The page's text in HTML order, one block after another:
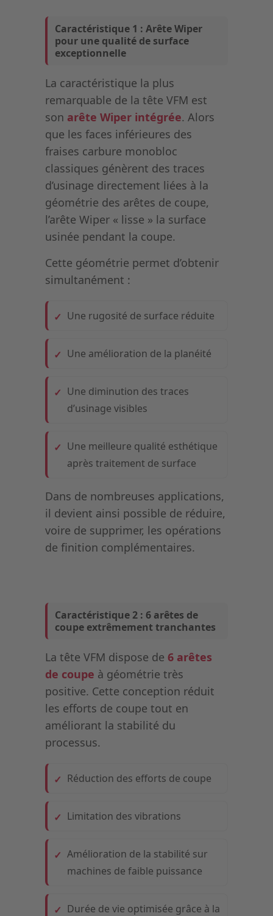
Caractéristique 1 : Arête Wiper
pour une qualité de surface
exceptionnelle
La caractéristique la plus
remarquable de la tête VFM est
son arête Wiper intégrée. Alors
que les faces inférieures des
fraises carbure monobloc
classiques génèrent des traces
d’usinage directement liées à la
géométrie des arêtes de coupe,
l’arête Wiper « lisse » la surface
usinée pendant la coupe.
Cette géométrie permet d’obtenir
simultanément :
Une rugosité de surface réduite
Une amélioration de la planéité
Une diminution des traces
d’usinage visibles
Une meilleure qualité esthétique
après traitement de surface
Dans de nombreuses applications,
il devient ainsi possible de réduire,
voire de supprimer, les opérations
de finition complémentaires.
Caractéristique 2 : 6 arêtes de
coupe extrêmement tranchantes
La tête VFM dispose de 6 arêtes
de coupe à géométrie très
positive. Cette conception réduit
les efforts de coupe tout en
améliorant la stabilité du
processus.
Réduction des efforts de coupe
Limitation des vibrations
Amélioration de la stabilité sur
machines de faible puissance
Durée de vie optimisée grâce à la